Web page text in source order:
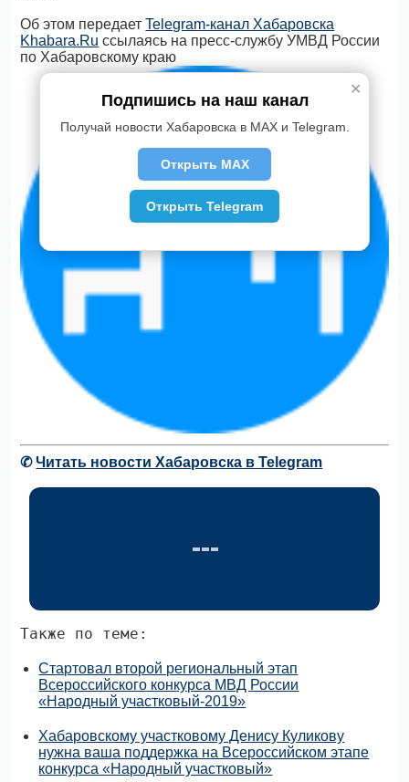
Об этом передаетTelegram-канал Хабаровска
Khabara.Ru ссылаясь на пресс-службу УМВД России
по Хабаровскому краю
✆Читать новости Хабаровска в Telegram
Также по теме:
Стартовал второй региональный этап
Всероссийского конкурса МВД России
«Народный участковый-2019»
Хабаровскому участковому Денису Куликову
нужна ваша поддержка на Всероссийском этапе
конкурса «Народный участковый»
✕
Подпишись на наш канал
Получай новости Хабаровска в MAX и Telegram.
Открыть MAX
Открыть Telegram